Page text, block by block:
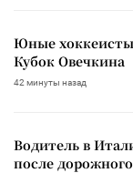
Юные хоккеисты
Кубок Овечкина
42 минуты назад
Водитель в
после